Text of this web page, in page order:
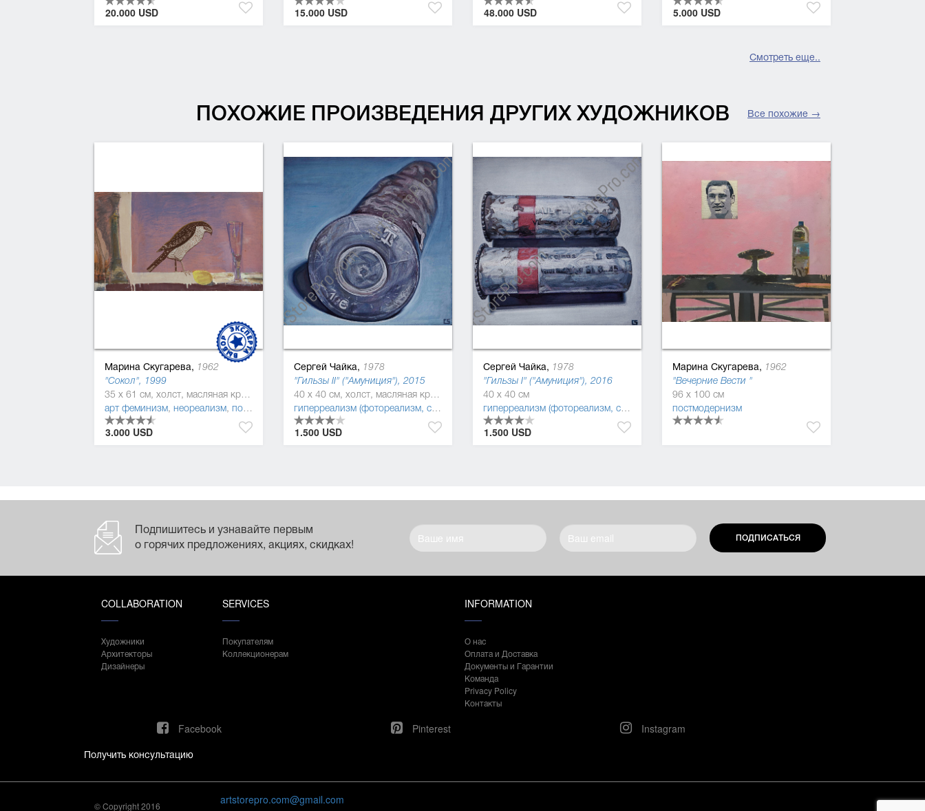
20.000 USD 15.000 USD 48.000 USD 5.000 USD
Смотреть еще..
ПОХОЖИЕ ПРОИЗВЕДЕНИЯ ДРУГИХ ХУДОЖНИКОВ Все похожие →
Марина Скугарева, 1962
"Сокол", 1999
35 x 61 см, холст, масляная краска
арт феминизм, неореализм, постмодернизм
3.000 USD
Сергей Чайка, 1978
"Гильзы II" ("Амуниция"), 2015
40 x 40 см, холст, масляная краска
гиперреализм (фотореализм, суперреализм)
,реализм,постмодернизм, импрессионизм
1.500 USD
Сергей Чайка, 1978
"Гильзы I" ("Амуниция"), 2016
40 x 40 см
гиперреализм (фотореализм, суперреализм)
,реализм,постмодернизм
1.500 USD
Марина Скугарева, 1962
"Вечерние Вести "
96 x 100 см
постмодернизм
Подпишитесь и узнавайте первым
о горячих предложениях, акциях, скидках!
ПОДПИСАТЬСЯ
COLLABORATION
Художники
Архитекторы
Дизайнеры
SERVICES
Покупателям
Коллекционерам
INFORMATION
О нас
Оплата и Доставка
Документы и Гарантии
Команда
Privacy Policy
Контакты
Facebook Pinterest
Instagram
Получить консультацию
© Copyright 2016 artstorepro.com@gmail.com